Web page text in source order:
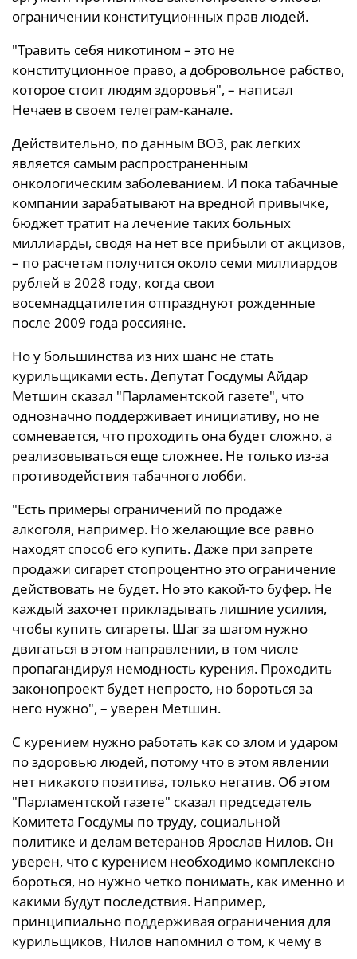
ограничении конституционных прав людей.
"Травить себя никотином – это не
конституционное право, а добровольное рабство,
которое стоит людям здоровья", – написал
Нечаев в своем телеграм-канале.
Действительно, по данным ВОЗ, рак легких
является самым распространенным
онкологическим заболеванием. И пока табачные
компании зарабатывают на вредной привычке,
бюджет тратит на лечение таких больных
миллиарды, сводя на нет все прибыли от акцизов,
– по расчетам получится около семи миллиардов
рублей в 2028 году, когда свои
восемнадцатилетия отпразднуют рожденные
после 2009 года россияне.
Но у большинства из них шанс не стать
курильщиками есть. Депутат Госдумы Айдар
Метшин сказал "Парламентской газете", что
однозначно поддерживает инициативу, но не
сомневается, что проходить она будет сложно, а
реализовываться еще сложнее. Не только из-за
противодействия табачного лобби.
"Есть примеры ограничений по продаже
алкоголя, например. Но желающие все равно
находят способ его купить. Даже при запрете
продажи сигарет стопроцентно это ограничение
действовать не будет. Но это какой-то буфер. Не
каждый захочет прикладывать лишние усилия,
чтобы купить сигареты. Шаг за шагом нужно
двигаться в этом направлении, в том числе
пропагандируя немодность курения. Проходить
законопроект будет непросто, но бороться за
него нужно", – уверен Метшин.
С курением нужно работать как со злом и ударом
по здоровью людей, потому что в этом явлении
нет никакого позитива, только негатив. Об этом
"Парламентской газете" сказал председатель
Комитета Госдумы по труду, социальной
политике и делам ветеранов Ярослав Нилов. Он
уверен, что с курением необходимо комплексно
бороться, но нужно четко понимать, как именно и
какими будут последствия. Например,
принципиально поддерживая ограничения для
курильщиков, Нилов напомнил о том, к чему в